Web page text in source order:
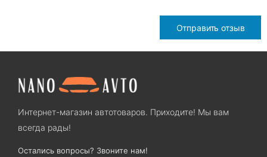
Отправить отзыв
Интернет-магазин автотоваров. Приходите! Мы вам
всегда рады!
Остались вопросы? Звоните нам!